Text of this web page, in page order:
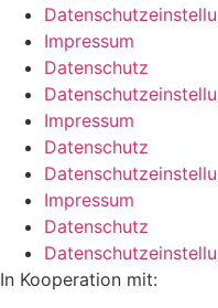
Impressum
Datenschutz
Impressum
Datenschutz
Impressum
Datenschutz
In Kooperation mit: